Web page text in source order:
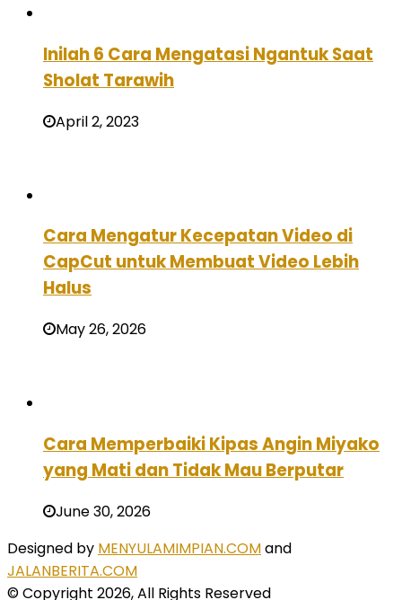
Inilah 6 Cara Mengatasi Ngantuk Saat
Sholat Tarawih
April 2, 2023
Cara Mengatur Kecepatan Video di
CapCut untuk Membuat Video Lebih
Halus
May 26, 2026
Cara Memperbaiki Kipas Angin Miyako
yang Mati dan Tidak Mau Berputar
June 30, 2026
Designed by MENYULAMIMPIAN.COMand
JALANBERITA.COM
© Copyright 2026, All Rights Reserved